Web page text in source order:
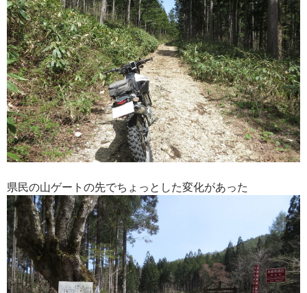
県民の山ゲートの先でちょっとした変化があった